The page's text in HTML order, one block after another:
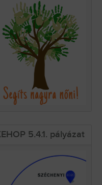
5.4.1. pályázat